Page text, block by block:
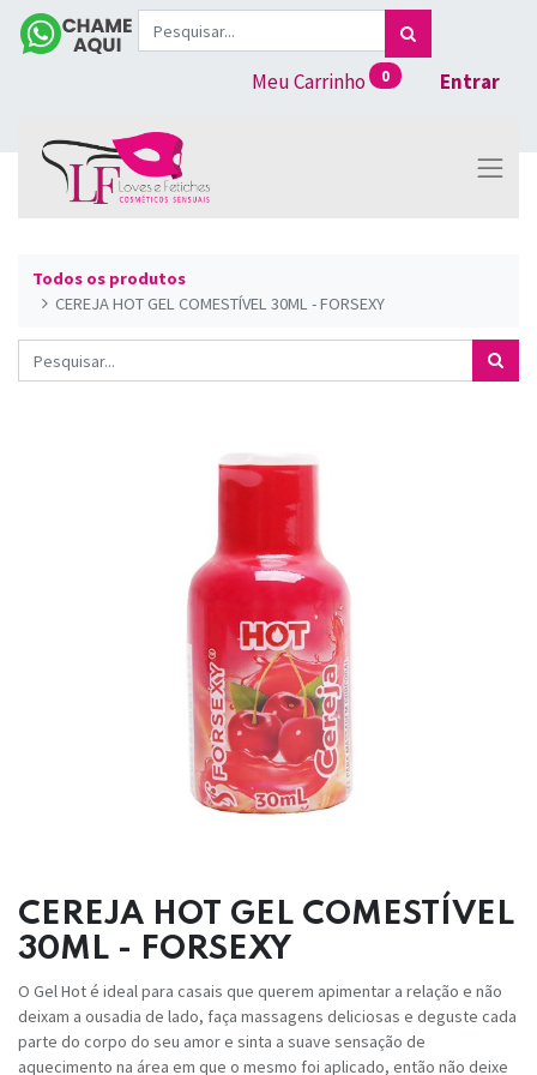
Meu Carrinho 0 Entrar
Todos os produtos
CEREJA HOT GEL COMESTÍVEL 30ML - FORSEXY
CEREJA HOT GEL COMESTÍVEL
30ML - FORSEXY
O Gel Hot é ideal para casais que querem apimentar a relação e não
deixam a ousadia de lado, faça massagens deliciosas e deguste cada
parte do corpo do seu amor e sinta a suave sensação de
aquecimento na área em que o mesmo foi aplicado, então não deixe